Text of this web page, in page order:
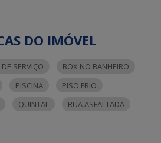
DO IMÓVEL
SERVIÇO
BOX NO BANHEIRO
PISCINA
PISO FRIO
QUINTAL
RUA ASFALTADA